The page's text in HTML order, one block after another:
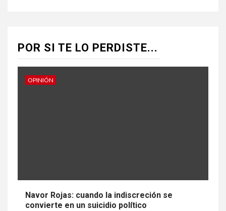
POR SI TE LO PERDISTE...
OPINIÓN
Navor Rojas: cuando la indiscreción se
convierte en un suicidio político